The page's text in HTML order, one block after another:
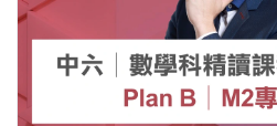
選
項
「同